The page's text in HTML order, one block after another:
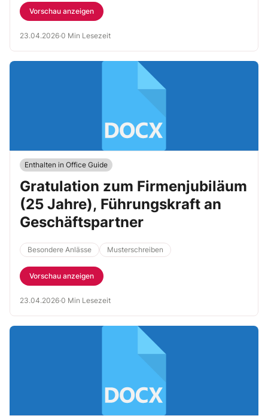
Vorschau anzeigen
23.04.2026·0 Min Lesezeit
Enthalten in Office Guide
Gratulation zum Firmenjubiläum
(25 Jahre), Führungskraft an
Geschäftspartner
Besondere Anlässe Musterschreiben
Vorschau anzeigen
23.04.2026·0 Min Lesezeit